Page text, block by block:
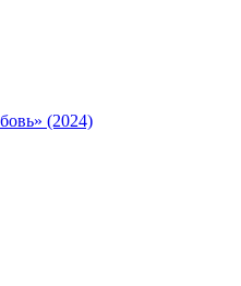
(2024)